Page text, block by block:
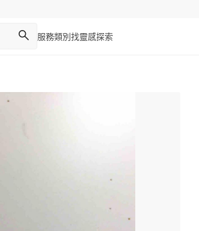
服務類別 找靈感探索